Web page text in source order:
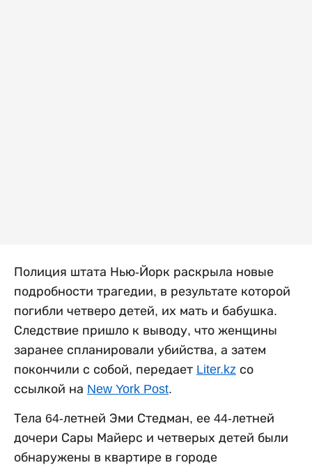
Полиция штата Нью-Йорк раскрыла новые
подробности трагедии, в результате которой
погибли четверо детей, их мать и бабушка.
Следствие пришло к выводу, что женщины
заранее спланировали убийства, а затем
покончили с собой, передает Liter.kz со
ссылкой на New York Post.
Тела 64-летней Эми Стедман, ее 44-летней
дочери Сары Майерс и четверых детей были
обнаружены в квартире в городе